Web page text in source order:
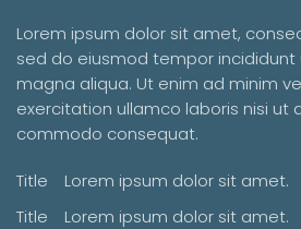
Lorem ipsum dolor sit amet,
sed do eiusmod tempor
magna aliqua. Ut enim ad minim
exercitation ullamco laboris nisi ut
commodo consequat.
Title
Lorem ipsum dolor sit amet.
Title
Lorem ipsum dolor sit amet.